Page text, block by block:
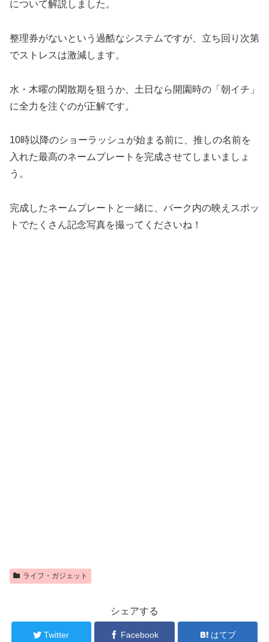
について解説しました。
整理券がないという過酷なシステムですが、立ち回り次第
でストレスは激減します。
水・木曜の閑散期を狙うか、土日なら開園時の「朝イチ」
に全力を注ぐのが正解です。
10時以降のショーラッシュが始まる前に、推しの名前を
入れた最高のネームプレートを完成させてしまいましょ
う。
完成したネームプレートと一緒に、パーク内の映えスポッ
トでたくさん記念写真を撮ってくださいね！
ライフ・ガジェット
シェアする
Twitter Facebook はてブ